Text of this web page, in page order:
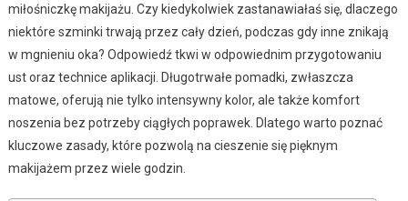
miłośniczkę makijażu. Czy kiedykolwiek zastanawiałaś się, dlaczego
niektóre szminki trwają przez cały dzień, podczas gdy inne znikają
w mgnieniu oka? Odpowiedź tkwi w odpowiednim przygotowaniu
ust oraz technice aplikacji. Długotrwałe pomadki, zwłaszcza
matowe, oferują nie tylko intensywny kolor, ale także komfort
noszenia bez potrzeby ciągłych poprawek. Dlatego warto poznać
kluczowe zasady, które pozwolą na cieszenie się pięknym
makijażem przez wiele godzin.